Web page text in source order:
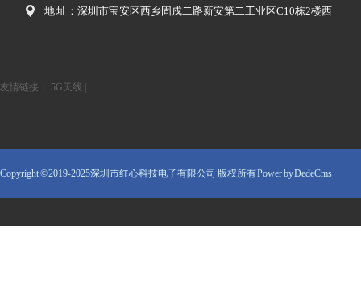
地 址：深圳市宝安区西乡固戍二路新安第二工业区C10栋2楼西
友情链接： 5G天线
Copyright © 2019-2025深圳市红心科技电子有限公司 版权所有Power by DedeCms